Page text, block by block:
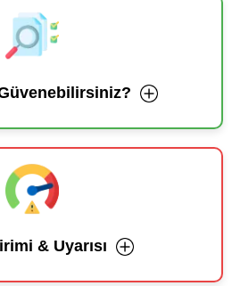
& Uyarısı